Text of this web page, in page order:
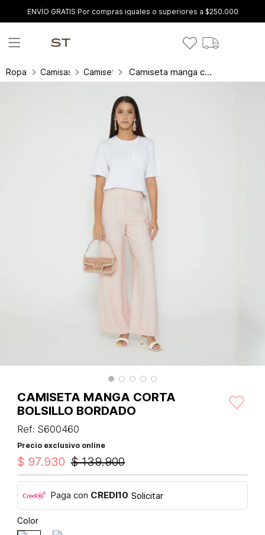
ENVÍO GRATIS Por compras iguales o superiores a $250.000
Ropa Camisas y blusas
Camisetas Camiseta manga corta bolsillo bordado
CAMISETA MANGA CORTA
BOLSILLO BORDADO
Ref: S600460
Precio exclusivo online
$ 139.900
$ 97.930
Paga con CREDI10 Solicitar
Color